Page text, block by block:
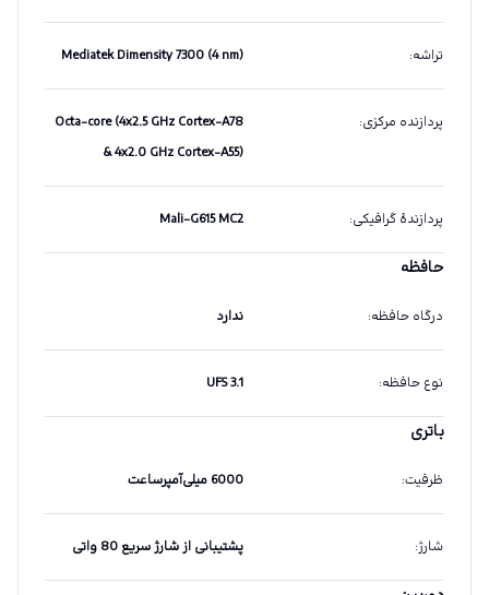
تراشه:
Mediatek Dimensity 7300 (4 nm)
پردازنده مرکزی:
Octa-core (4x2.5 GHz Cortex-A78
& 4x2.0 GHz Cortex-A55)
پردازندهٔ گرافیکی:
Mali-G615 MC2
حافظه
درگاه حافظه: ندارد
نوع حافظه:
UFS 3.1
باتری
ظرفیت: 6000 میلی‌آمپرساعت
شارژ: پشتیبانی از شارژ سریع 80 واتی